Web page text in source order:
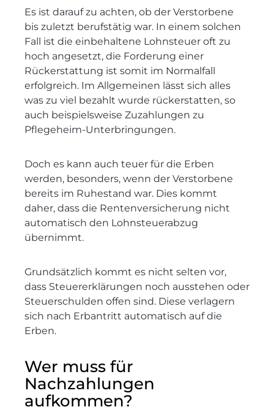
Es ist darauf zu achten, ob der Verstorbene
bis zuletzt berufstätig war. In einem solchen
Fall ist die einbehaltene Lohnsteuer oft zu
hoch angesetzt, die Forderung einer
Rückerstattung ist somit im Normalfall
erfolgreich. Im Allgemeinen lässt sich alles
was zu viel bezahlt wurde rückerstatten, so
auch beispielsweise Zuzahlungen zu
Pflegeheim-Unterbringungen.
Doch es kann auch teuer für die Erben
werden, besonders, wenn der Verstorbene
bereits im Ruhestand war. Dies kommt
daher, dass die Rentenversicherung nicht
automatisch den Lohnsteuerabzug
übernimmt.
Grundsätzlich kommt es nicht selten vor,
dass Steuererklärungen noch ausstehen oder
Steuerschulden offen sind. Diese verlagern
sich nach Erbantritt automatisch auf die
Erben.
Wer muss für
Nachzahlungen
aufkommen?